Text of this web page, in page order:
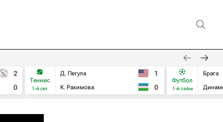
2
0
Теннис
1-й сет
Д. Пегула
К. Рахимова
1
0
Футбол
1-й тайм
Брага